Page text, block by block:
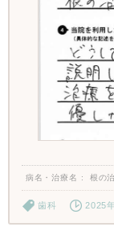
病名・治療名 根の
歯科 2025